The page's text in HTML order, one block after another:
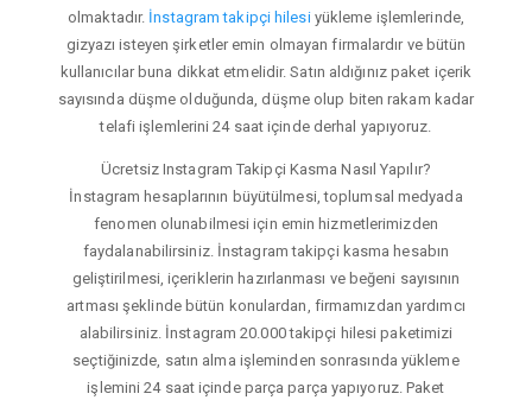
olmaktadır. İnstagram takipçi hilesiyükleme işlemlerinde,
gizyazı isteyen şirketler emin olmayan firmalardır ve bütün
kullanıcılar buna dikkat etmelidir. Satın aldığınız paket içerik
sayısında düşme olduğunda, düşme olup biten rakam kadar
telafi işlemlerini 24 saat içinde derhal yapıyoruz.
Ücretsiz Instagram Takipçi Kasma Nasıl Yapılır?
İnstagram hesaplarının büyütülmesi, toplumsal medyada
fenomen olunabilmesi için emin hizmetlerimizden
faydalanabilirsiniz. İnstagram takipçi kasma hesabın
geliştirilmesi, içeriklerin hazırlanması ve beğeni sayısının
artması şeklinde bütün konulardan, firmamızdan yardımcı
alabilirsiniz. İnstagram 20.000 takipçi hilesi paketimizi
seçtiğinizde, satın alma işleminden sonrasında yükleme
işlemini 24 saat içinde parça parça yapıyoruz. Paket